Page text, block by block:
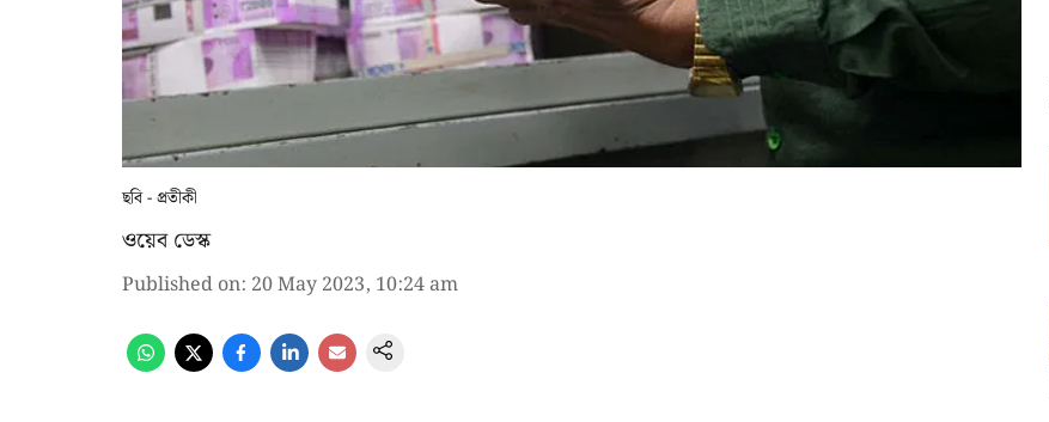
ছবি - প্রতীকী
ওয়েব ডেস্ক
Published on: 20 May 2023, 10:24 am